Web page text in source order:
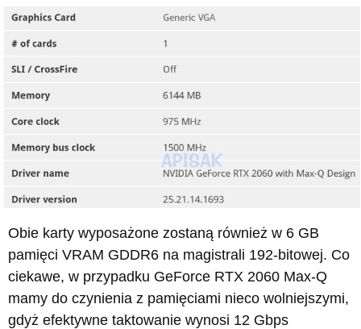
Obie karty wyposażone zostaną również w 6 GB
pamięci VRAM GDDR6 na magistrali 192-bitowej. Co
ciekawe, w przypadku GeForce RTX 2060 Max-Q
mamy do czynienia z pamięciami nieco wolniejszymi,
gdyż efektywne taktowanie wynosi 12 Gbps